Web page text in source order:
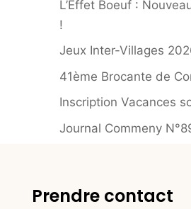
L’Effet Boeuf :
!
Jeux Inter-Villages
41ème Brocante de
Inscription Vacances
Journal Commeny
Prendre contact